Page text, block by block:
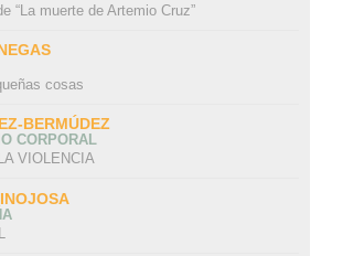
“La muerte de Artemio Cruz”
cosas
BERMÚDEZ
CORPORAL
VIOLENCIA